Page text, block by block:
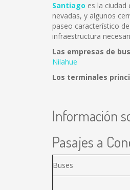
Santiago es la
nevadas, y algunos
paseo característico
infraestructura
Las empresas de
Nilahue
Los terminales
Información
Pasajes a
Buses